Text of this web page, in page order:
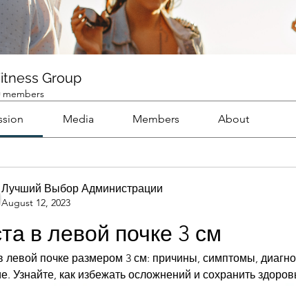
Group
members
Media Members About
Лучший Выбор Администрации
August 12, 2023
в левой почке 3 см
левой почке размером 3 см: причины, симптомы,
Узнайте, как избежать осложнений и сохранить